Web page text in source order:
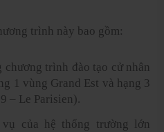
trình này bao gồm:
trình đào tạo cử nhân
1 vùng Grand Est và hạng 3
– Le Parisien).
của hệ thống trường lớn